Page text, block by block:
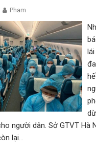
Pham
người dân. Sở GTVT Hà
lại…